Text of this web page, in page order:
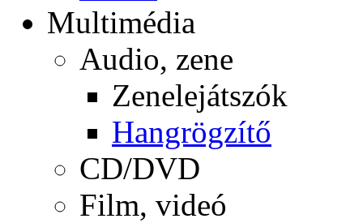
Multimédia
Audio, zene
Zenelejátszók
Hangrögzítő
CD/DVD
Film, videó